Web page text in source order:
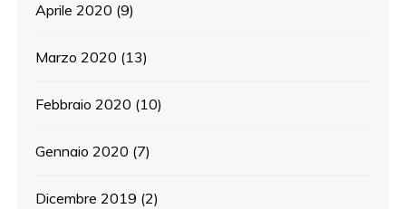
Aprile 2020 (9)
Marzo 2020 (13)
Febbraio 2020 (10)
Gennaio 2020 (7)
Dicembre 2019 (2)